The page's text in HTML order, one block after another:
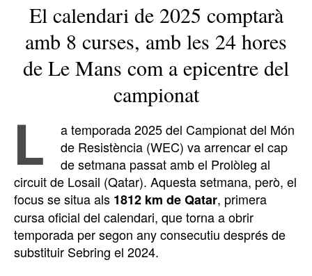
El calendari de 2025 comptarà
amb 8 curses, amb les 24 hores
de Le Mans com a epicentre del
campionat
L
a temporada 2025 del Campionat del Món
de Resistència (WEC) va arrencar el cap
de setmana passat amb el Prolòleg al
circuit de Losail (Qatar). Aquesta setmana, però, el
focus se situa als 1812 km de Qatar, primera
cursa oficial del calendari, que torna a obrir
temporada per segon any consecutiu després de
substituir Sebring el 2024.